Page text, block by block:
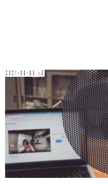
2021-09-05 v0